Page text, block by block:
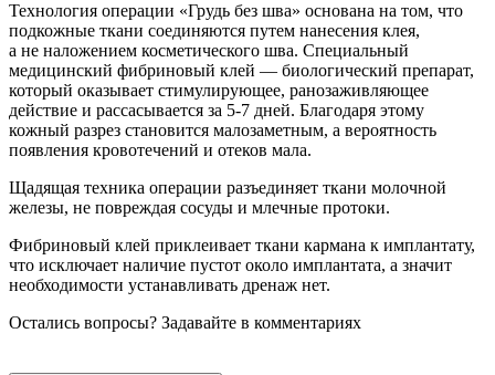
Технология операции «Грудь без шва» основана на том, что
подкожные ткани соединяются путем нанесения клея,
а не наложением косметического шва. Специальный
медицинский фибриновый клей — биологический препарат,
который оказывает стимулирующее, ранозаживляющее
действие и рассасывается за 5-7 дней. Благодаря этому
кожный разрез становится малозаметным, а вероятность
появления кровотечений и отеков мала.
Щадящая техника операции разъединяет ткани молочной
железы, не повреждая сосуды и млечные протоки.
Фибриновый клей приклеивает ткани кармана к имплантату,
что исключает наличие пустот около имплантата, а значит
необходимости устанавливать дренаж нет.
Остались вопросы? Задавайте в комментариях